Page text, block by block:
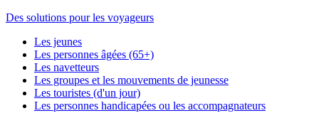
Des solutions pour les voyageurs
Les jeunes
Les personnes âgées (65+)
Les navetteurs
Les groupes et les mouvements de jeunesse
Les touristes (d'un jour)
Les personnes handicapées ou les accompagnateurs